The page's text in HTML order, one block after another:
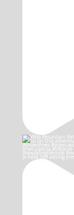
Je hebt (te) weinig